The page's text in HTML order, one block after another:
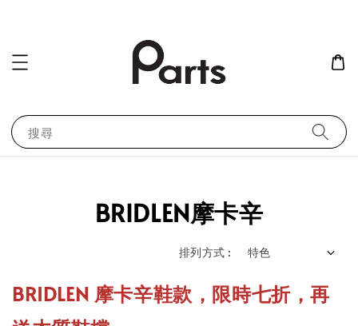
搜尋
BRIDLEN摩卡辛
排列方式 :
BRIDLEN 摩卡辛鞋款，限時七折，再